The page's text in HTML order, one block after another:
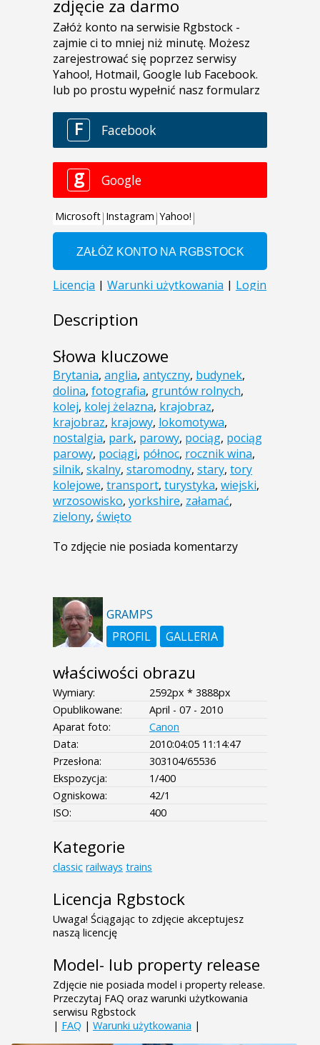
zdjęcie za darmo
Description
Słowa kluczowe
Brytania, anglia, antyczny, budynek,
dolina, fotografia, gruntów rolnych,
kolej, kolej żelazna, krajobraz,
krajobraz, krajowy, lokomotywa,
nostalgia, park, parowy, pociąg, pociąg
parowy, pociągi, północ, rocznik wina,
silnik, skalny, staromodny, stary, tory
kolejowe, transport, turystyka, wiejski,
wrzosowisko, yorkshire, załamać,
zielony, święto
To zdjęcie nie posiada komentarzy
GRAMPS
PROFIL
GALLERIA
właściwości obrazu
Wymiary:
2592px * 3888px
Opublikowane:
April - 07 - 2010
Aparat foto:
Canon
Data:
2010:04:05 11:14:47
Przesłona:
303104/65536
Ekspozycja:
1/400
Ogniskowa:
42/1
ISO:
400
Kategorie
classic railways trains
Licencja Rgbstock
Uwaga! Ściągając to zdjęcie akceptujesz
naszą licencję
Model- lub property release
Zdjęcie nie posiada model i property release.
Przeczytaj FAQ oraz warunki użytkowania
serwisu Rgbstock
| FAQ | Warunki użytkowania |